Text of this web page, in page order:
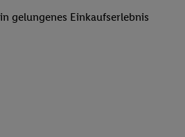
gelungenes Einkaufserlebnis